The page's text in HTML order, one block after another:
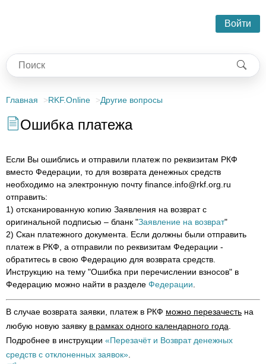
Войти
Главная RKF.Online Другие вопросы
Ошибка платежа
Если Вы ошиблись и отправили платеж по реквизитам РКФ
вместо Федерации, то для возврата денежных средств
необходимо на электронную почту finance.info@rkf.org.ru
отправить:
1) отсканированную копию Заявления на возврат с
оригинальной подписью – бланк "Заявление на возврат"
2) Скан платежного документа. Если должны были отправить
платеж в РКФ, а отправили по реквизитам Федерации -
обратитесь в свою Федерацию для возврата средств.
Инструкцию на тему "Ошибка при перечислении взносов" в
Федерацию можно найти в разделе Федерации
В случае возврата заявки, платеж в РКФ можно перезачесть на
любую новую заявку в рамках одного календарного года
Подробнее в инструкции «Перезачёт и Возврат денежных
средств с отклоненных заявок»